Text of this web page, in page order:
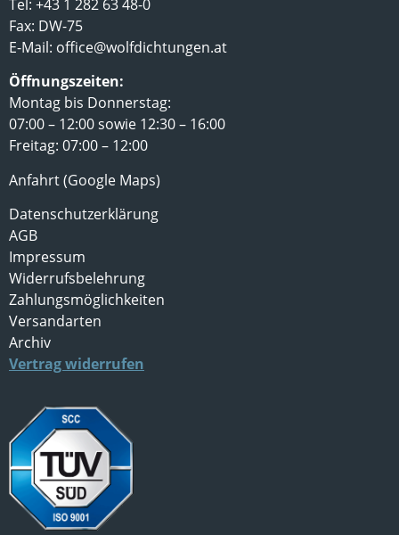
Tel: +43 1 282 63 48-0
Fax: DW-75
E-Mail: office@wolfdichtungen.at
Öffnungszeiten:
Montag bis Donnerstag:
07:00 – 12:00 sowie 12:30 – 16:00
Freitag: 07:00 – 12:00
Anfahrt (Google Maps)
Datenschutzerklärung
AGB
Impressum
Widerrufsbelehrung
Zahlungsmöglichkeiten
Versandarten
Archiv
Vertrag widerrufen